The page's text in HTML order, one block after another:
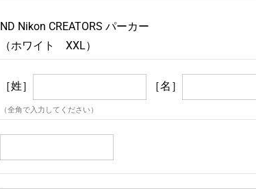
ND Nikon CREATORS パーカー
（ホワイト XXL）
［姓］ ［名］
（全角で入力してください）